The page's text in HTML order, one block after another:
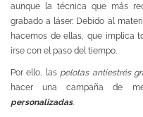
aunque la técnica que más
grabado a láser. Debido al
hacemos de ellas, que implica
irse con el paso del tiempo.
Por ello, las pelotas antiestrés
hacer una campaña de
personalizadas.